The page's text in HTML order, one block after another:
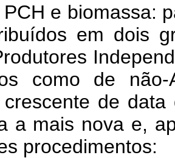
e biomassa:
em dois
como de
crescente de
a mais nova e,
procedimentos: